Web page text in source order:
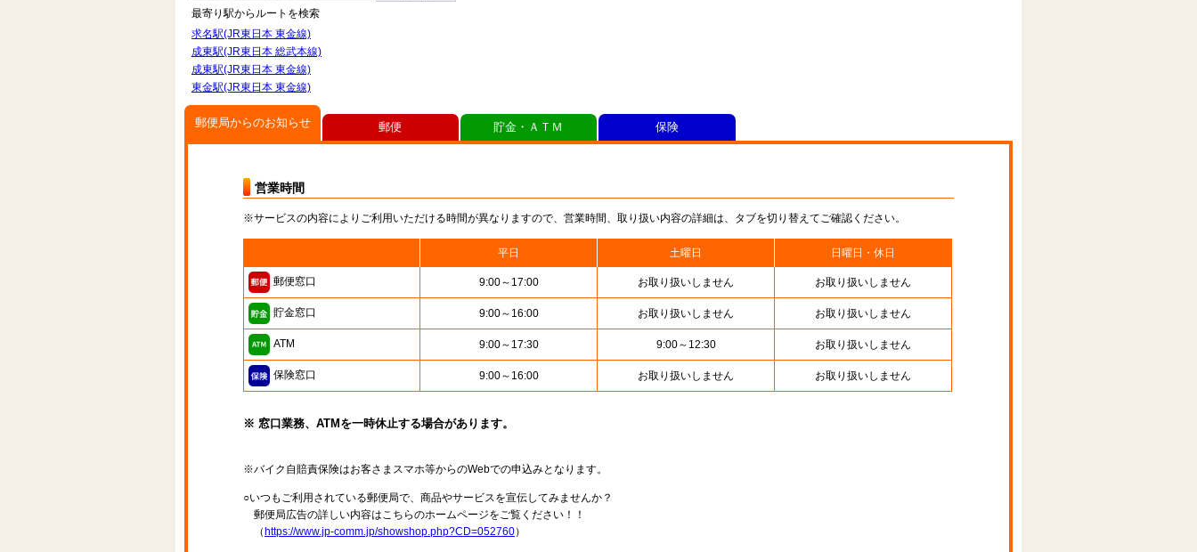
最寄り駅からルートを検索
求名駅(JR東日本 東金線)
成東駅(JR東日本 総武本線)
成東駅(JR東日本 東金線)
東金駅(JR東日本 東金線)
郵便局からのお知らせ
営業時間
※サービスの内容によりご利用いただける時間が異なりますので、営業時間、取り扱い内容の詳細は、タブを切り替えてご確認ください。
平日 土曜日 日曜日・休日
郵便窓口 9:00～17:00 お取り扱いしません お取り扱いしません
貯金窓口 9:00～16:00 お取り扱いしません お取り扱いしません
ATM 9:00～17:30 9:00～12:30 お取り扱いしません
保険窓口 9:00～16:00 お取り扱いしません お取り扱いしません
※ 窓口業務、ATMを一時休止する場合があります。
※バイク自賠責保険はお客さまスマホ等からのWebでの申込みとなります。
○いつもご利用されている郵便局で、商品やサービスを宣伝してみませんか？
郵便局広告の詳しい内容はこちらのホームページをご覧ください！！
（ https://www.jp-comm.jp/showshop.php?CD=052760）
郵便 貯金・ＡＴＭ 保険